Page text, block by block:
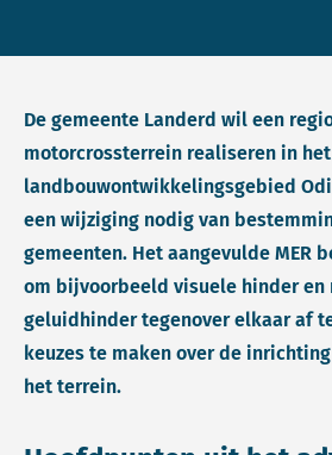
De gemeente Landerd wil een
motorcrossterrein realiseren in het
landbouwontwikkelingsgebied
een wijziging nodig van
gemeenten. Het aangevulde MER
om bijvoorbeeld visuele hinder
geluidhinder tegenover elkaar af
keuzes te maken over de
het terrein.